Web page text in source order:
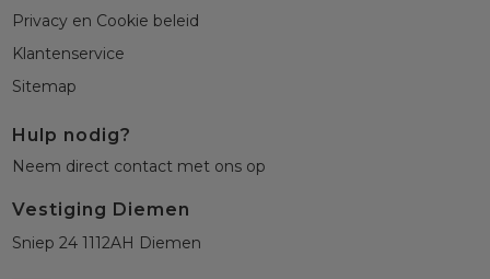
Privacy en Cookie beleid
Klantenservice
Sitemap
Hulp nodig?
Neem direct contact met ons op
Vestiging Diemen
Sniep 24 1112AH Diemen